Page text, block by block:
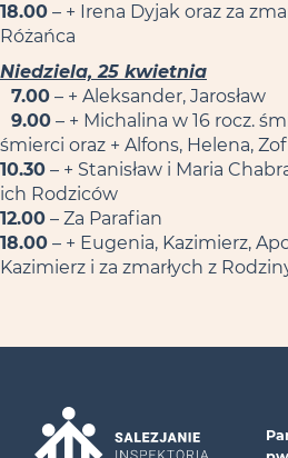
18.00 – + Irena Dyjak oraz za
Różańca
Niedziela, 25 kwietnia
7.00 – + Aleksander, Jarosław
9.00 – + Michalina w 16 rocz.
śmierci oraz + Alfons, Helena,
10.30 – + Stanisław i Maria
ich Rodziców
12.00 – Za Parafian
18.00 – + Eugenia, Kazimierz,
Kazimierz i za zmarłych z